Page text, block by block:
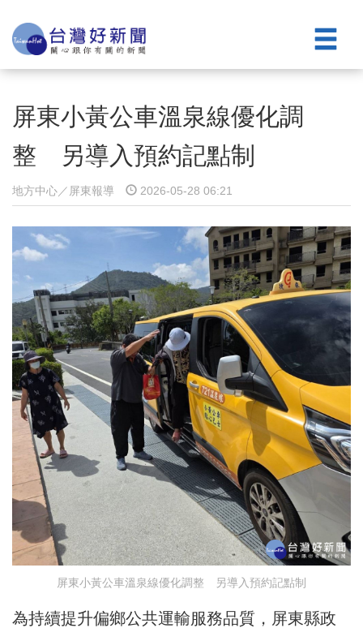
屏東小黃公車溫泉線優化調
整 另導入預約記點制
地方中心／屏東報導 2026-05-28 06:21
屏東小黃公車溫泉線優化調整 另導入預約記點制
為持續提升偏鄉公共運輸服務品質，屏東縣政